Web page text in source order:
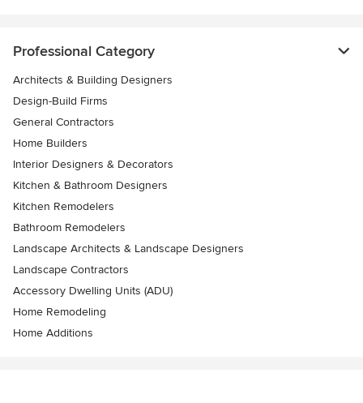
Professional Category
Architects & Building Designers
Design-Build Firms
General Contractors
Home Builders
Interior Designers & Decorators
Kitchen & Bathroom Designers
Kitchen Remodelers
Bathroom Remodelers
Landscape Architects & Landscape Designers
Landscape Contractors
Accessory Dwelling Units (ADU)
Home Remodeling
Home Additions